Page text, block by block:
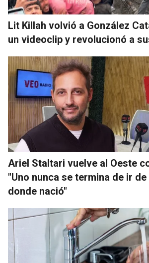
Lit Killah volvió a González
un videoclip y revolucionó a
Ariel Staltari vuelve al Oeste
"Uno nunca se termina de ir
donde nació"